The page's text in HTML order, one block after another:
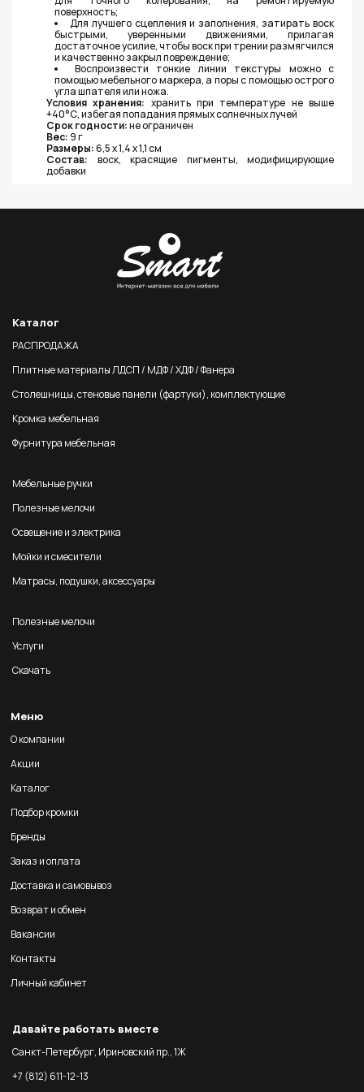
поверхность;
Для лучшего сцепления и заполнения, затирать воск
быстрыми, уверенными движениями, прилагая
достаточное усилие, чтобы воск при трении размягчился
и качественно закрыл повреждение;
Воспроизвести тонкие линии текстуры можно с
помощью мебельного маркера, а поры с помощью острого
угла шпателя или ножа.
Условия хранения: хранить при температуре не выше
+40°С, избегая попадания прямых солнечных лучей
Срок годности:не ограничен
Вес:9 г
Размеры:6,5 х 1,4 х 1,1 см
Состав: воск, красящие пигменты, модифицирующие
добавки
Каталог
РАСПРОДАЖА
Плитные материалы ЛДСП / МДФ / ХДФ / Фанера
Столешницы, стеновые панели (фартуки), комплектующие
Кромка мебельная
Фурнитура мебельная
Мебельные ручки
Полезные мелочи
Освещение и электрика
Мойки и смесители
Матрасы, подушки, аксессуары
Полезные мелочи
Услуги
Скачать
Меню
О компании
Акции
Каталог
Подбор кромки
Бренды
Заказ и оплата
Доставка и самовывоз
Возврат и обмен
Вакансии
Контакты
Личный кабинет
Давайте работать вместе
Санкт-Петербург, Ириновский пр., 1Ж
+7 (812) 611-12-13